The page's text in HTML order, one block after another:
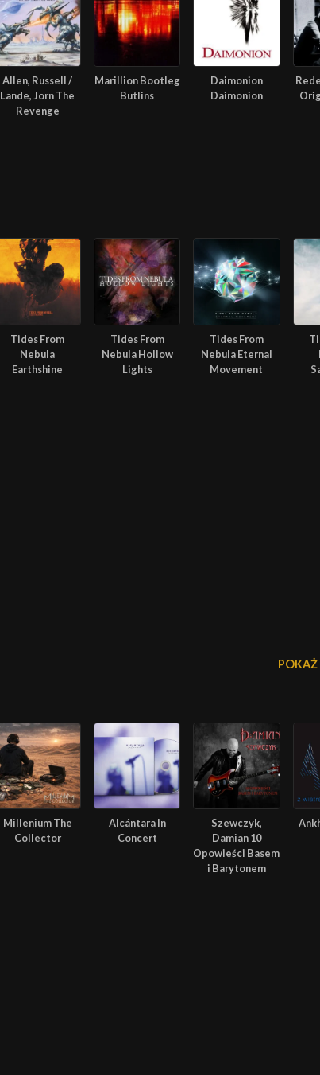
Allen, Russell /
Lande, Jorn The
Revenge
Marillion Bootleg
Butlins
Daimonion
Daimonion
Tides From
Nebula
Earthshine
Tides From
Nebula Hollow
Lights
Tides From
Nebula Eternal
Movement
POKAŻ
Millenium The
Collector
Alcántara In
Concert
Szewczyk,
Damian 10
Opowieści Basem
i Barytonem